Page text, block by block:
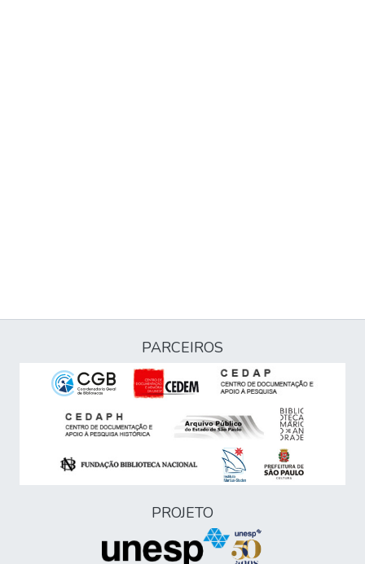
PARCEIROS
PROJETO